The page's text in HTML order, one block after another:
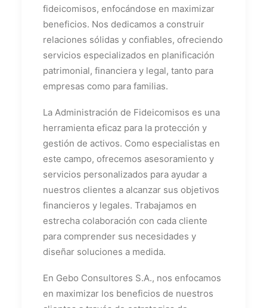
fideicomisos, enfocándose en maximizar
beneficios. Nos dedicamos a construir
relaciones sólidas y confiables, ofreciendo
servicios especializados en planificación
patrimonial, financiera y legal, tanto para
empresas como para familias.
La Administración de Fideicomisos es una
herramienta eficaz para la protección y
gestión de activos. Como especialistas en
este campo, ofrecemos asesoramiento y
servicios personalizados para ayudar a
nuestros clientes a alcanzar sus objetivos
financieros y legales. Trabajamos en
estrecha colaboración con cada cliente
para comprender sus necesidades y
diseñar soluciones a medida.
En Gebo Consultores S.A., nos enfocamos
en maximizar los beneficios de nuestros